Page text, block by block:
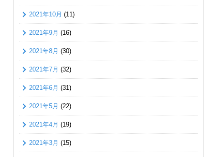
2021年10月 (11)
2021年9月 (16)
2021年8月 (30)
2021年7月 (32)
2021年6月 (31)
2021年5月 (22)
2021年4月 (19)
2021年3月 (15)